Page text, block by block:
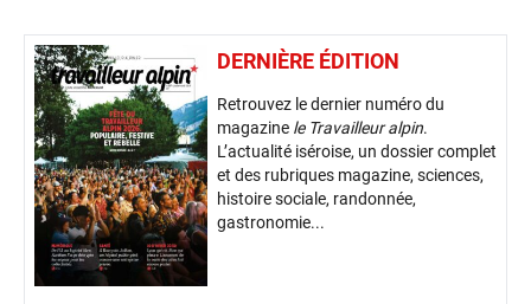
DERNIÈRE ÉDITION
Retrouvez le dernier numéro du
magazine le Travailleur alpin.
L’actualité iséroise, un dossier complet
et des rubriques magazine, sciences,
histoire sociale, randonnée,
gastronomie...